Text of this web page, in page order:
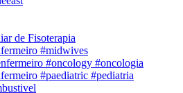
de Fisoterapia
#midwives
#oncology #oncologia
#paediatric #pediatria